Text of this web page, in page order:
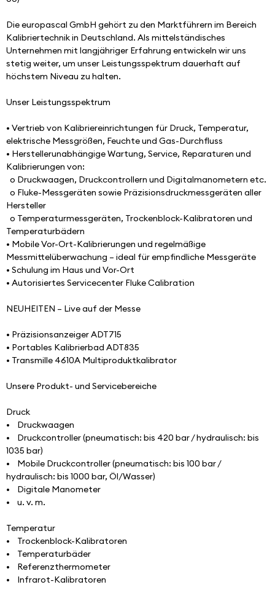
Die europascal GmbH gehört zu den Marktführern im Bereich
Kalibriertechnik in Deutschland. Als mittelständisches
Unternehmen mit langjähriger Erfahrung entwickeln wir uns
stetig weiter, um unser Leistungsspektrum dauerhaft auf
höchstem Niveau zu halten.
Unser Leistungsspektrum
• Vertrieb von Kalibriereinrichtungen für Druck, Temperatur,
elektrische Messgrößen, Feuchte und Gas-Durchfluss
• Herstellerunabhängige Wartung, Service, Reparaturen und
Kalibrierungen von:
  o Druckwaagen, Druckcontrollern und Digitalmanometern etc.
Hersteller
Temperaturbädern
• Mobile Vor-Ort-Kalibrierungen und regelmäßige
Messmittelüberwachung – ideal für empfindliche Messgeräte
• Schulung im Haus und Vor-Ort
• Autorisiertes Servicecenter Fluke Calibration
NEUHEITEN – Live auf der Messe
• Präzisionsanzeiger ADT715
• Portables Kalibrierbad ADT835
• Transmille 4610A Multiproduktkalibrator
Unsere Produkt- und Servicebereiche
Druck
•    Druckwaagen
•    Druckcontroller (pneumatisch: bis 420 bar / hydraulisch: bis
1035 bar)
•    Mobile Druckcontroller (pneumatisch: bis 100 bar /
hydraulisch: bis 1000 bar, Öl/Wasser)
•    Digitale Manometer
•    u. v. m.
Temperatur
•    Trockenblock-Kalibratoren
•    Temperaturbäder
•    Referenzthermometer
•    Infrarot-Kalibratoren